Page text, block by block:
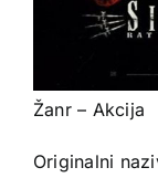
Žanr – Akcija
Originalni